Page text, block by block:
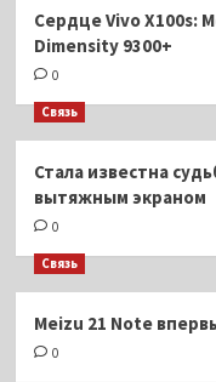
Сердце Vivo X100s:
Dimensity 9300+
0
Связь
Стала известна
вытяжным экраном
0
Связь
Meizu 21 Note
0